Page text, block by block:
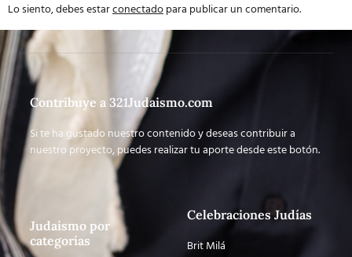
Lo siento, debes estarconectadopara publicar un comentario.
Contribuye a 321Judaismo.com
Si te ha gustado nuestro contenido y deseas contribuir a
nuestro proyecto, puedes realizar tu aporte desde este botón.
Judaísmo por
categorías
Celebraciones Judías
Brit Milá